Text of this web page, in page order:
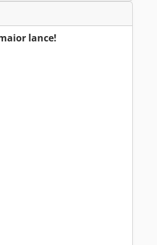
lance!